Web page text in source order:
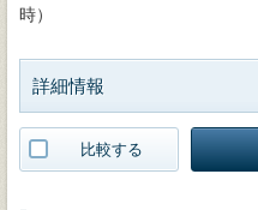
時）
詳細情報
比較する